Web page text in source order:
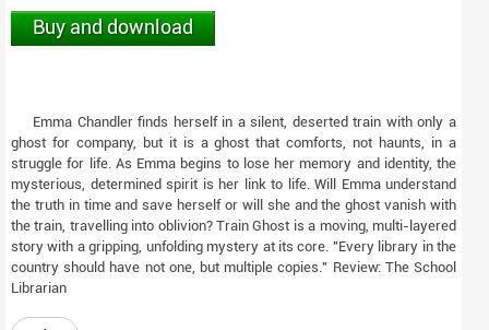
Buy and download
Emma Chandler finds herself in a silent, deserted train with only a
ghost for company, but it is a ghost that comforts, not haunts, in a
struggle for life. As Emma begins to lose her memory and identity, the
mysterious, determined spirit is her link to life. Will Emma understand
the truth in time and save herself or will she and the ghost vanish with
the train, travelling into oblivion? Train Ghost is a moving, multi-layered
story with a gripping, unfolding mystery at its core. "Every library in the
country should have not one, but multiple copies." Review: The School
Librarian